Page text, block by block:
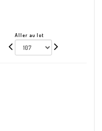
Aller au lot